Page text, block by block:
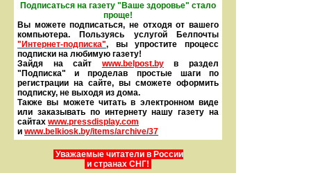
Подписаться на газету "Ваше здоровье" стало
проще!
Вы можете подписаться, не отходя от вашего
компьютера. Пользуясь услугой Белпочты
"Интернет-подписка", вы упростите процесс
подписки на любимую газету!
Зайдя на сайт www.belpost.by
в раздел
"Подписка" и проделав простые шаги по
регистрации на сайте, вы сможете оформить
под­писку, не выходя из дома.
Также вы можете читать в элек­тронном виде
или заказывать по интернету нашу газету на
сайтах www.pressdisplay.com
и www.belkiosk.by/items/archive/37
Уважаемые читатели в России
и странах СНГ!